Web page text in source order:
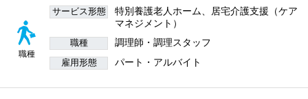
職種
サービス形態
特別養護老人ホーム、居宅介護支援（ケア
マネジメント）
職種 調理師・調理スタッフ
雇用形態 パート・アルバイト